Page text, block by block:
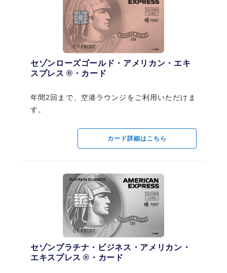
エキスプレス ®・カード
ただけます。 追加カード会員様もご利用可能で
カード詳細はこちら
以下のカードは、年間2回までのご利用となります。 ・セゾンゴールド・アメ
リカン・エキスプレス®カード（年会費優遇型） ・セゾンゴールド・アメリカ
ン・エキスプレス®カード（旧ウォルマートカードセゾン）
セゾンローズゴールド・アメリカン・エキ
スプレス ®・カード
年間2回まで、空港ラウンジをご利用いただけま
す。
カード詳細はこちら
セゾンプラチナ・ビジネス・アメリカン・
エキスプレス ®・カード
※前年に1回以上のご利用で翌年年会費無料
家族カード(ファミリーカード)年会費：1,100
カードのお申し込みはこちら
カード詳細はこちら
家族カード(ファミリーカード)年会費：無料
カードのお申し込みはこちら
ビジネスに余裕をもたらす⼀枚
なら。 / セゾンプラチナ・ビジ
ネス・アメリカン・エキスプレ
ス®・カード
ビジネスに特化したシンプルな
一枚なら。 / セゾンコバルト・
アメリカン・エキスプレス®・
カード